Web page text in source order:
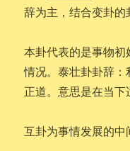
辞为主，结合变卦的
本卦代表的是事物
情况。泰壮卦卦辞
正道。意思是在当下
互卦为事情发展的中